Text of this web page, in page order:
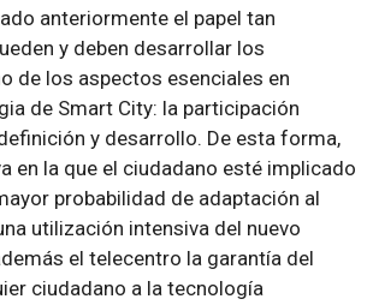
anteriormente el papel tan
y deben desarrollar los
de los aspectos esenciales en
de Smart City: la participación
y desarrollo. De esta forma,
en la que el ciudadano esté implicado
probabilidad de adaptación al
utilización intensiva del nuevo
el telecentro la garantía del
ciudadano a la tecnología